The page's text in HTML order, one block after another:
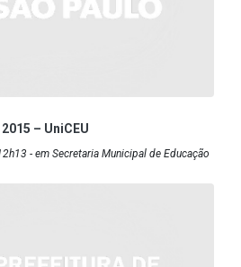
– UniCEU
- em Secretaria Municipal de Educação